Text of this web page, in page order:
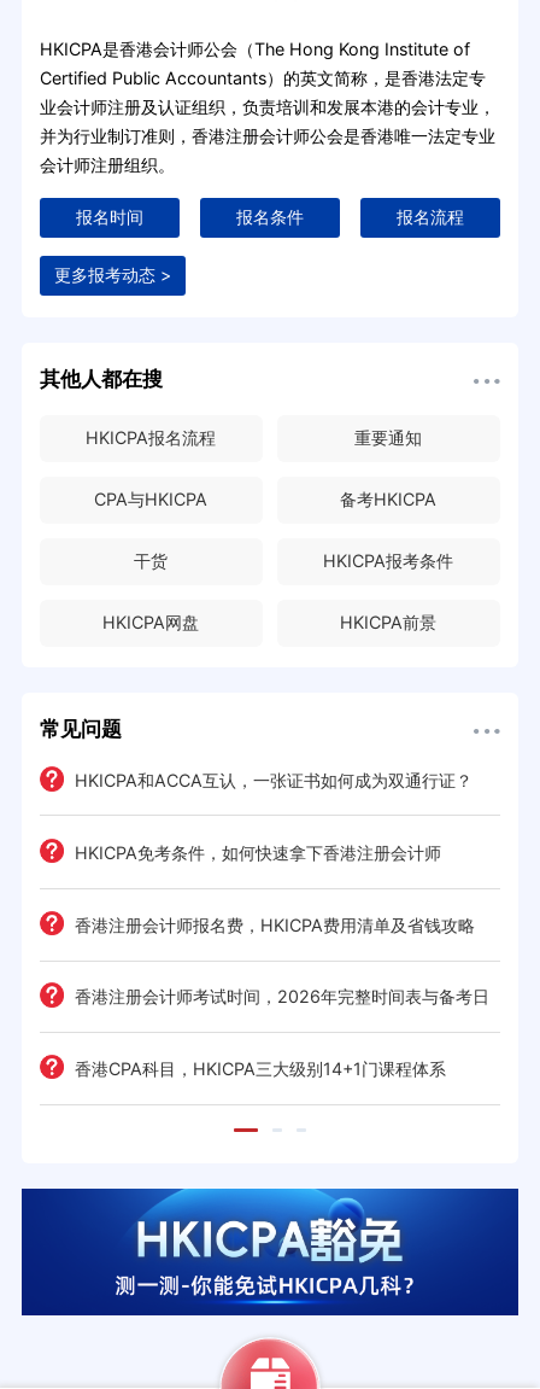
HKICPA是香港会计师公会（The Hong Kong Institute of
Certified Public Accountants）的英文简称，是香港法定专
业会计师注册及认证组织，负责培训和发展本港的会计专业，
并为行业制订准则，香港注册会计师公会是香港唯一法定专业
会计师注册组织。
报名时间 报名条件 报名流程
更多报考动态 >
其他人都在搜
HKICPA报名流程 重要通知
CPA与HKICPA 备考HKICPA
干货 HKICPA报考条件
HKICPA网盘 HKICPA前景
常见问题
HKICPA和ACCA互认，一张证书如何成为双通行证？
HKICPA免考条件，如何快速拿下香港注册会计师
香港注册会计师报名费，HKICPA费用清单及省钱攻略
香港注册会计师考试时间，2026年完整时间表与备考日
历 香港CPA科目，HKICPA三大级别14+1门课程体系